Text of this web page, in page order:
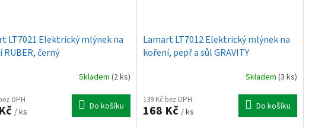
LT7021 Elektrický mlýnek na
RUBER, černý
Skladem (2 ks)
DPH
/ ks Do košíku
Lamart LT7012 Elektrický mlýnek na
koření, pepř a sůl GRAVITY
Skladem (3 ks)
139 Kč bez DPH
168 Kč / ks Do košíku